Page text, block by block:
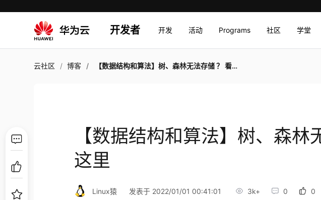
开发者 开发 活动 Programs 社区 学堂
云社区 博客 【数据结构和算法】树、森林无法存储 ？ 看这里
【数据结构和算法】树、森林
这里
Linux猿 发表于 2022/01/01 00:41:01 3k+ 0 0